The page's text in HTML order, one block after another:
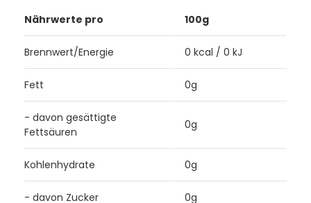
Nährwerte pro 100g
Brennwert/Energie 0 kcal / 0 kJ
Fett 0g
- davon gesättigte
Fettsäuren
0g
Kohlenhydrate 0g
- davon Zucker 0g